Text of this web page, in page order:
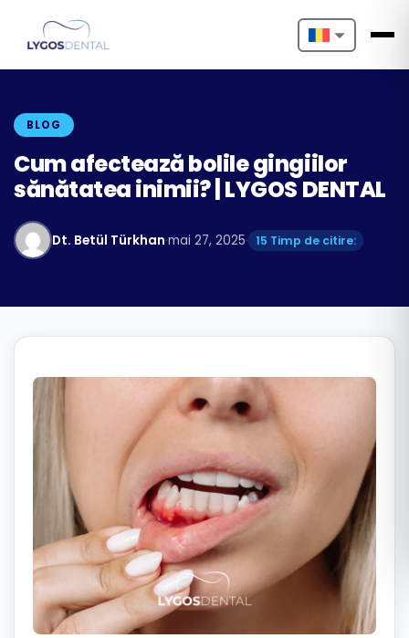
Nederlands
Français
Deutsch
Português
Română
Русский
BLOG
Cum afectează bolile gingiilor
sănătatea inimii? | LYGOS DENTAL
Dt. Betül Türkhan·mai 27, 2025· 15 Timp de citire: